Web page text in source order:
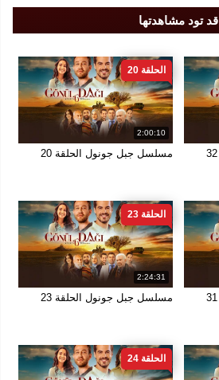
قد تود مشاهدتها
2:00:10
الحلقة 20
مسلسل جبل جونول الحلقة 20
2:24:31
الحلقة 23
مسلسل جبل جونول الحلقة 23
الحلقة 24